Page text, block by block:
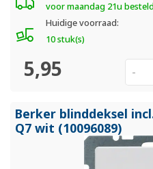
voor maandag 21u
Huidige voorraad:
10 stuk(s)
5,95 -
Berker blinddeksel
Q7 wit (10096089)